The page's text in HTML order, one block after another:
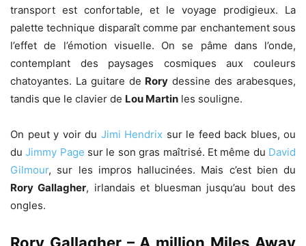
transport est confortable, et le voyage prodigieux. La
palette technique disparaît comme par enchantement sous
l’effet de l’émotion visuelle. On se pâme dans l’onde,
contemplant des paysages cosmiques aux couleurs
chatoyantes. La guitare de Rory dessine des arabesques,
tandis que le clavier de Lou Martin les souligne.
On peut y voir du Jimi Hendrix sur le feed back blues, ou
duJimmy Page sur le son gras maîtrisé. Et même du David
Gilmour, sur les impros hallucinées. Mais c’est bien du
Rory Gallagher, irlandais et bluesman jusqu’au bout des
ongles.